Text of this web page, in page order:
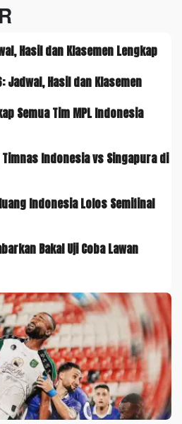
Hasil dan Klasemen Lengkap
Jadwal, Hasil dan Klasemen
Semua Tim MPL Indonesia
Indonesia vs Singapura di
Indonesia Lolos Semifinal
Bakal Uji Coba Lawan